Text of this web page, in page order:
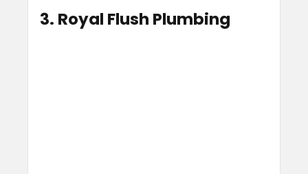
3. Royal Flush Plumbing